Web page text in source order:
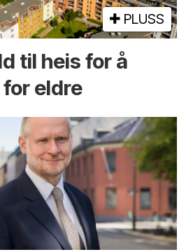
PLUSS
til heis for å
eldre